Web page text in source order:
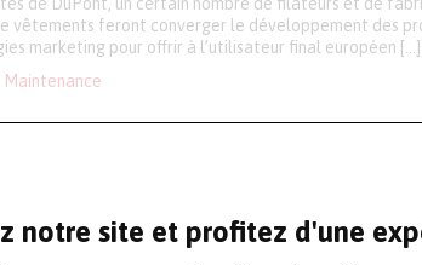
notre site et profitez d'une
Maintenance
vêtements feront converger le développement des
marketing pour offrir à l’utilisateur final européen […]
station permet de contrôler l’alarme, visuelle,